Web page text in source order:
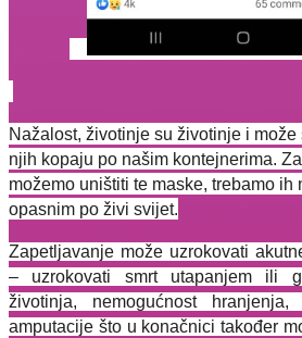
Nažalost, životinje su životinje i može
njih kopaju po našim kontejnerima.
možemo uništiti te maske, trebamo ih
opasnim po živi svijet.
Zapetljavanje može uzrokovati
– uzrokovati smrt utapanjem ili
životinja, nemogućnost
amputacije što u konačnici također